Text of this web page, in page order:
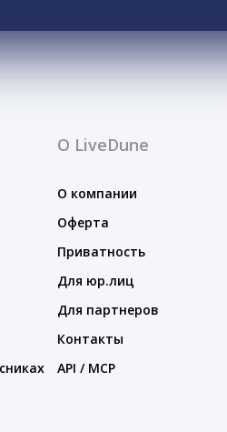
О LiveDune
О компании
Оферта
Приватность
Для юр.лиц
Для партнеров
Контакты
API / MCP